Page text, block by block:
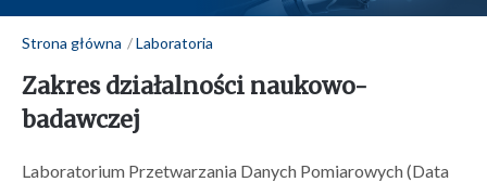
Strona główna Laboratoria
Zakres działalności naukowo-
badawczej
Laboratorium Przetwarzania Danych Pomiarowych (Data